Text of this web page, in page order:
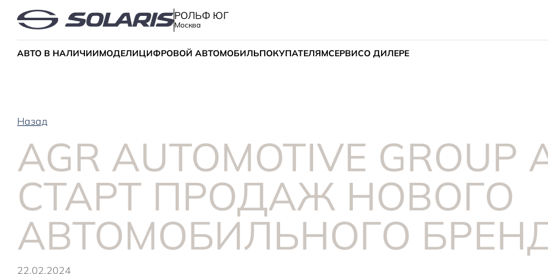
РОЛЬФ ЮГ
Москва
АВТО В НАЛИЧИИМОДЕЛИЦИФРОВОЙ АВТОМОБИЛЬПОКУПАТЕЛЯМСЕРВИСО ДИЛЕРЕ
Назад
AGR AUTOMOTIVE
СТАРТ ПРОДАЖ НОВОГО
АВТОМОБИЛЬНОГО
22.02.2024